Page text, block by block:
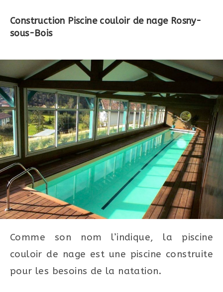
Construction Piscine couloir de nage Rosny-
sous-Bois
Comme son nom l’indique, la piscine
couloir de nage est une piscine construite
pour les besoins de la natation.